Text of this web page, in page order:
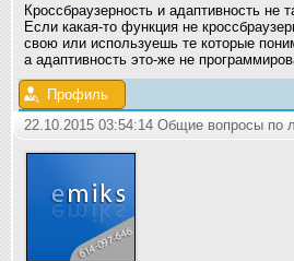
Кроссбраузерность и адаптивность не
Если какая-то функция не
свою или используешь те которые
а адаптивность это-же не
Профиль
22.10.2015 03:54:14 Общие вопросы по